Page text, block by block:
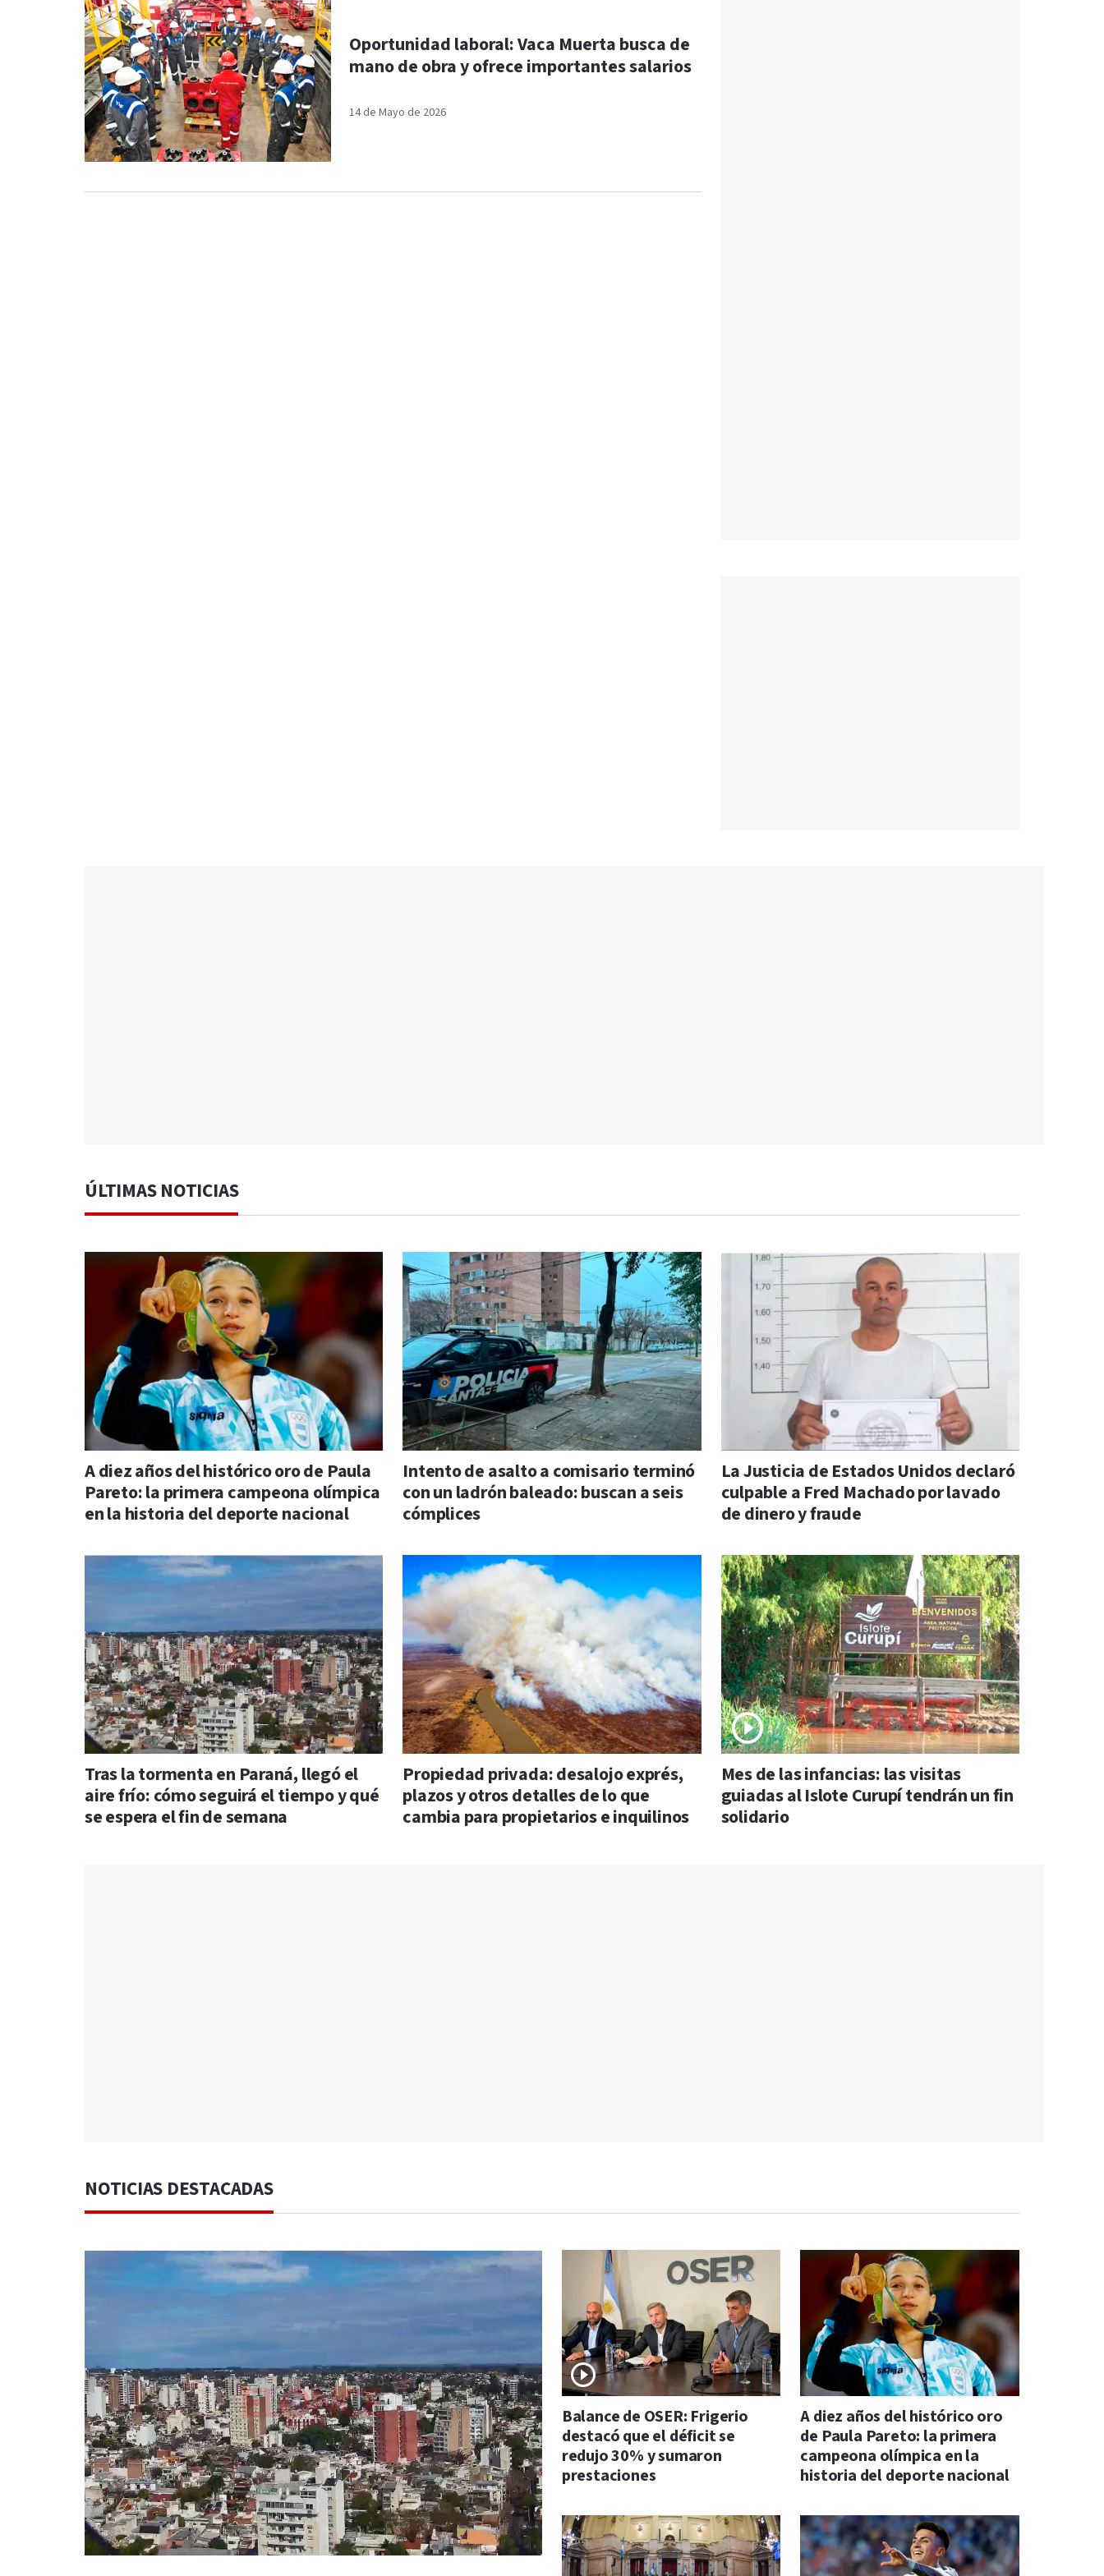
14 de Mayo de 2026
Oportunidad laboral: Vaca Muerta busca de
mano de obra y ofrece importantes salarios
ÚLTIMAS NOTICIAS
A diez años del histórico oro de Paula
Pareto: la primera campeona olímpica
en la historia del deporte nacional
Intento de asalto a comisario terminó
con un ladrón baleado: buscan a seis
cómplices
La Justicia de Estados Unidos declaró
culpable a Fred Machado por lavado
de dinero y fraude
Tras la tormenta en Paraná, llegó el
aire frío: cómo seguirá el tiempo y qué
se espera el fin de semana
Propiedad privada: desalojo exprés,
plazos y otros detalles de lo que
cambia para propietarios e inquilinos
Mes de las infancias: las visitas
guiadas al Islote Curupí tendrán un fin
solidario
NOTICIAS DESTACADAS
Balance de OSER: Frigerio
destacó que el déficit se
redujo 30% y sumaron
prestaciones
A diez años del histórico oro
de Paula Pareto: la primera
campeona olímpica en la
historia del deporte nacional